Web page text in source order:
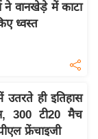
ने वानखेड़े में काटा
ध्वस्त
ही इतिहास
300 टी20 मैच
फ्रेंचाइजी